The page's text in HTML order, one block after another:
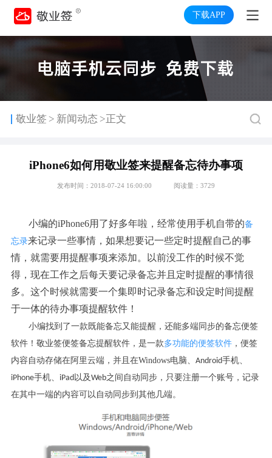
下载APP
敬业签 > 新闻动态 >正文
iPhone6如何用敬业签来提醒备忘待办事项
发布时间：2018-07-24 16:00:00 阅读量：3729
小编的iPhone6用了好多年啦，经常使用手机自带的备
忘录来记录一些事情，如果想要记一些定时提醒自己的事
情，就需要用提醒事项来添加。以前没工作的时候不觉
得，现在工作之后每天要记录备忘并且定时提醒的事情很
多。这个时候就需要一个集即时记录备忘和设定时间提醒
于一体的待办事项提醒软件！
小编找到了一款既能备忘又能提醒，还能多端同步的备忘便签
软件！敬业签便签备忘提醒软件，是一款多功能的便签软件，便签
内容自动存储在阿里云端，并且在Windows电脑、 Android手机、
iPhone手机、 iPad以及Web之间自动同步，只要注册一个账号，记录
在其中一端的内容可以自动同步到其他几端。